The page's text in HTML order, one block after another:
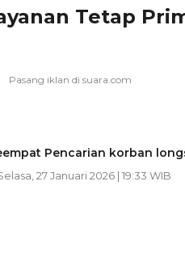
Tetap
Pencarian korban
27 Januari 2026 | 19:33 WIB